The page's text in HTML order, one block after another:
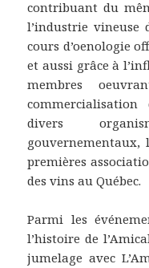
contribuant du
l’industrie vineuse
cours d’oenologie
et aussi grâce à
membres
divers
gouvernementaux,
premières
des vins au Québec.
Parmi les
l’histoire de
jumelage avec